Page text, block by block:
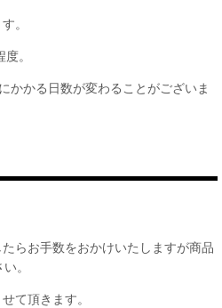
。
。
かかる日数が変わることがございま
らお手数をおかけいたしますが商品
。
て頂きます。